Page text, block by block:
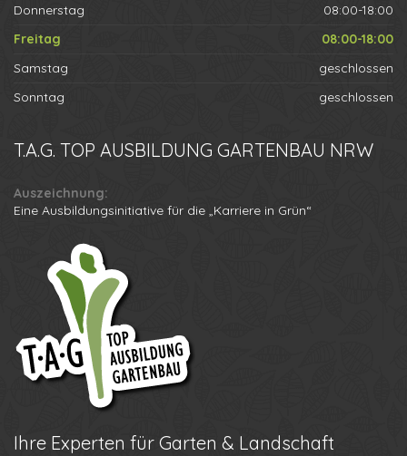
Donnerstag
08:00-18:00
Freitag
08:00-18:00
Samstag
geschlossen
Sonntag
geschlossen
T.A.G. TOP AUSBILDUNG GARTENBAU NRW
Auszeichnung:
Eine Ausbildungsinitiative für die „Karriere in Grün“
Ihre Experten für Garten & Landschaft